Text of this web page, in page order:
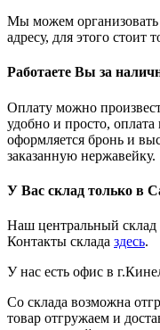
Мы можем
адресу, для этого стоит
Работаете Вы за
Оплату можно
удобно и просто,
оформляется бронь и
заказанную нержавейку.
У Вас склад только в
Наш центральный склад
Контакты склада здесь.
У нас есть офис в
Со склада возможна
товар отгружаем и